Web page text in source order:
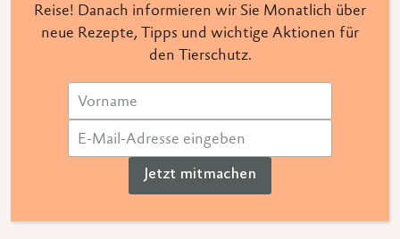
Reise! Danach informieren wir Sie Monatlich über
neue Rezepte, Tipps und wichtige Aktionen für
den Tierschutz.
Jetzt mitmachen